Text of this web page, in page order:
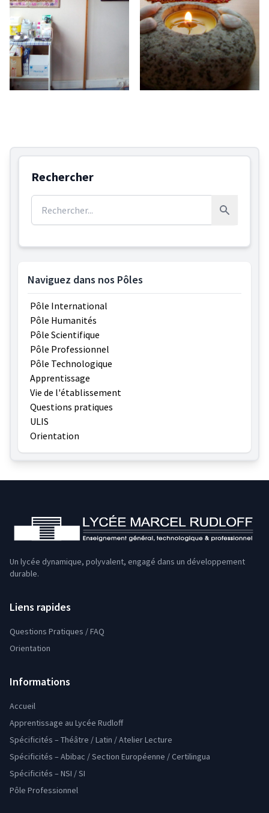
Rechercher
Rechercher :
Rechercher
Naviguez dans nos Pôles
Pôle International
Pôle Humanités
Pôle Scientifique
Pôle Professionnel
Pôle Technologique
Apprentissage
Vie de l'établissement
Questions pratiques
ULIS
Orientation
Un lycée dynamique, polyvalent, engagé dans un développement
durable.
Liens rapides
Questions Pratiques / FAQ
Orientation
Informations
Accueil
Apprentissage au Lycée Rudloff
Spécificités – Théâtre / Latin / Atelier Lecture
Spécificités – Abibac / Section Européenne / Certilingua
Spécificités – NSI / SI
Pôle Professionnel